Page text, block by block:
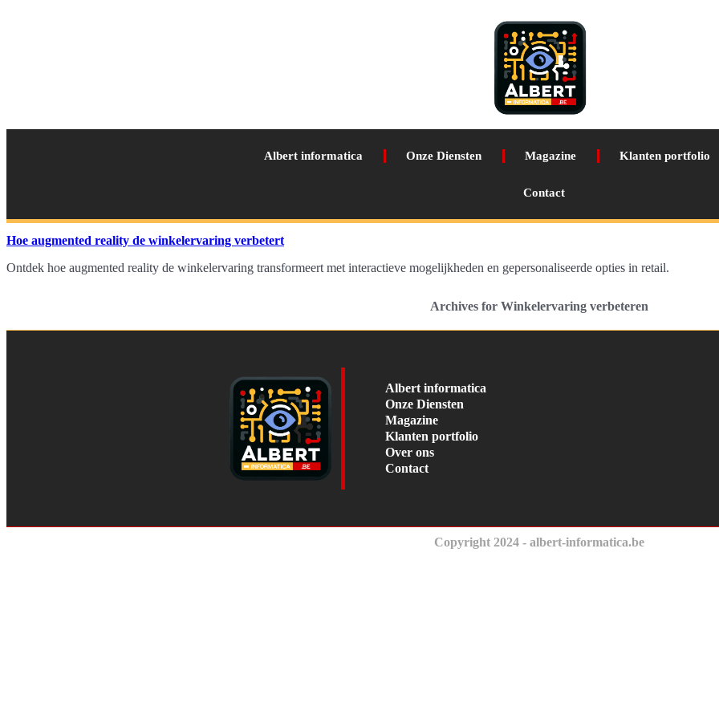
Albert informatica Onze Diensten Magazine Klanten portfolio
Contact
Hoe augmented reality de winkelervaring verbetert
Ontdek hoe augmented reality de winkelervaring transformeert met interactieve mogelijkheden en gepersonaliseerde opties in retail.
Archives for Winkelervaring verbeteren
Albert informatica
Onze Diensten
Magazine
Klanten portfolio
Over ons
Contact
Copyright 2024 - albert-informatica.be